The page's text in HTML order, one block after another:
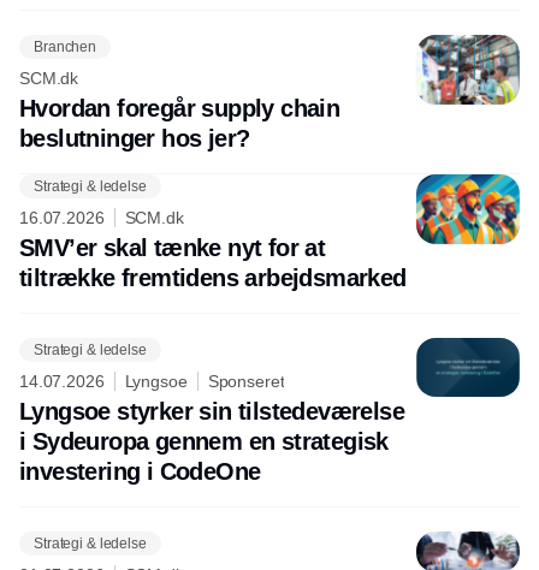
Branchen
SCM.dk
Hvordan foregår supply chain
beslutninger hos jer?
Strategi & ledelse
16.07.2026 SCM.dk
SMV’er skal tænke nyt for at
tiltrække fremtidens arbejdsmarked
Strategi & ledelse
14.07.2026 Lyngsoe Sponseret
Lyngsoe styrker sin tilstedeværelse
i Sydeuropa gennem en strategisk
investering i CodeOne
Strategi & ledelse